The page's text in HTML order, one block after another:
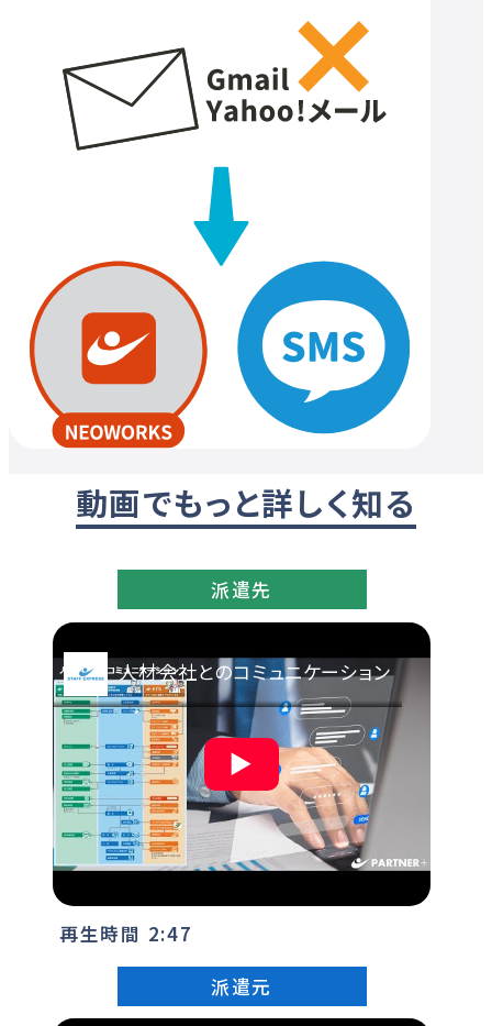
動画でもっと詳しく知る
派遣先
人材会社とのコミュニケーション
▶
再生時間 2:47
派遣元